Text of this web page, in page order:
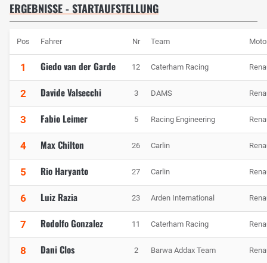
ERGEBNISSE - STARTAUFSTELLUNG
Pos Fahrer Nr Team
1 Giedo van der Garde 12 Caterham Racing
2 Davide Valsecchi 3 DAMS
3 Fabio Leimer 5 Racing Engineering
4 Max Chilton 26 Carlin
5 Rio Haryanto 27 Carlin
6 Luiz Razia 23 Arden International
7 Rodolfo Gonzalez 11 Caterham Racing
8 Dani Clos 2 Barwa Addax Team